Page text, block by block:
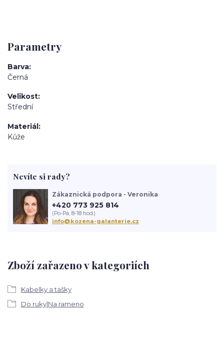
Parametry
Barva
Černá
Velikost
Střední
Materiál
Kůže
Zboží zařazeno v kategoriích
Kabelky a tašky
Do ruky|Na rameno
Nevíte si rady?
Zákaznická podpora - Veronika
+420 773 925 814
(Po-Pá, 8-18 hod.)
info@kozena-galanterie.cz